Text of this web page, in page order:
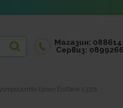
Магазин:
Сервиз:
Epson EcoTank L3361